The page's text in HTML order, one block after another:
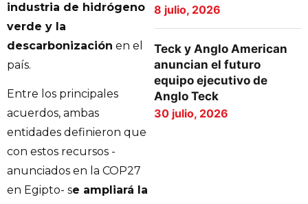
industria de hidrógeno
verde y la
descarbonización en el
país.
Entre los principales
acuerdos, ambas
entidades definieron que
con estos recursos -
anunciados en la COP27
en Egipto- se ampliará la
8 julio, 2026
Teck y Anglo American
anuncian el futuro
equipo ejecutivo de
Anglo Teck
30 julio, 2026